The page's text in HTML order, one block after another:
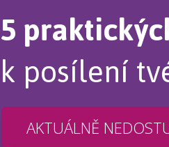
5
k posílení
AKTUÁLNĚ